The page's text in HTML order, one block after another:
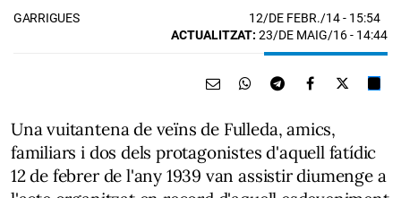
GARRIGUES 12/DE FEBR./14- 15:54
ACTUALITZAT: 23/DE MAIG/16 - 14:44
Una vuitantena de veïns de Fulleda, amics,
familiars i dos dels protagonistes d'aquell fatídic
12 de febrer de l'any 1939 van assistir diumenge a